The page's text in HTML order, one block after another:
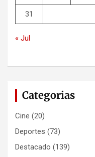
31
« Jul
Categorias
Cine (20)
Deportes (73)
Destacado (139)